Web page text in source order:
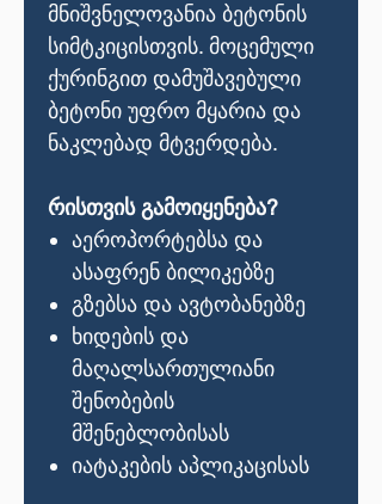
მნიშვნელოვანია ბეტონის
სიმტკიცისთვის. მოცემული
ქურინგით დამუშავებული
ბეტონი უფრო მყარია და
ნაკლებად მტვერდება.
რისთვის გამოიყენება?
აეროპორტებსა და
ასაფრენ ბილიკებზე
გზებსა და ავტობანებზე
ხიდების და
მაღალსართულიანი
შენობების
მშენებლობისას
იატაკების აპლიკაცისას